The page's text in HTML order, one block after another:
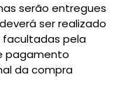
serão entregues
ser realizado
pela
pagamento
da compra